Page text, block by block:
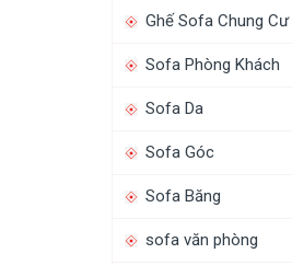
Ghế Sofa Chung Cư
Sofa Phòng Khách
Sofa Da
Sofa Góc
Sofa Băng
sofa văn phòng